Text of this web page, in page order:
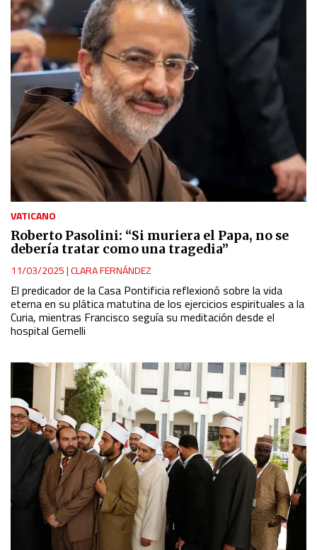
VATICANO
Roberto Pasolini: “Si muriera el Papa, no se
debería tratar como una tragedia”
11/03/2025|CLARA FERNÁNDEZ
El predicador de la Casa Pontificia reflexionó sobre la vida
eterna en su plática matutina de los ejercicios espirituales a la
Curia, mientras Francisco seguía su meditación desde el
hospital Gemelli